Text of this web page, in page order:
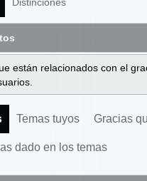
están relacionados con el
Temas tuyos Gracias
dado en los temas